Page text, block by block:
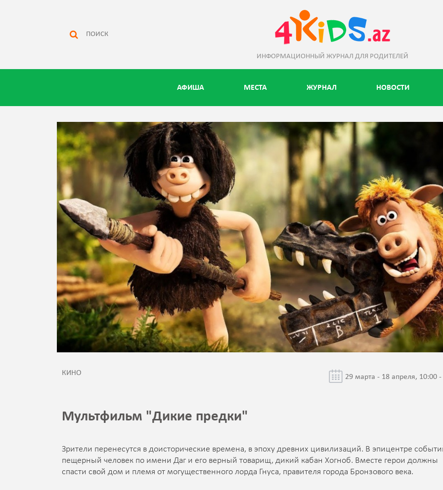
ИНФОРМАЦИОННЫЙ ЖУРНАЛ ДЛЯ РОДИТЕЛЕЙ
АФИША МЕСТА ЖУРНАЛ НОВОСТИ
КИНО 29 марта - 18 апреля, 10:00
Мультфильм "Дикие предки"
Зрители перенесутся в доисторические времена, в эпоху древних цивилизаций. В эпицентре
пещерный человек по имени Даг и его верный товарищ, дикий кабан Хогноб. Вместе герои должны
спасти свой дом и племя от могущественного лорда Гнуса, правителя города Бронзового века.